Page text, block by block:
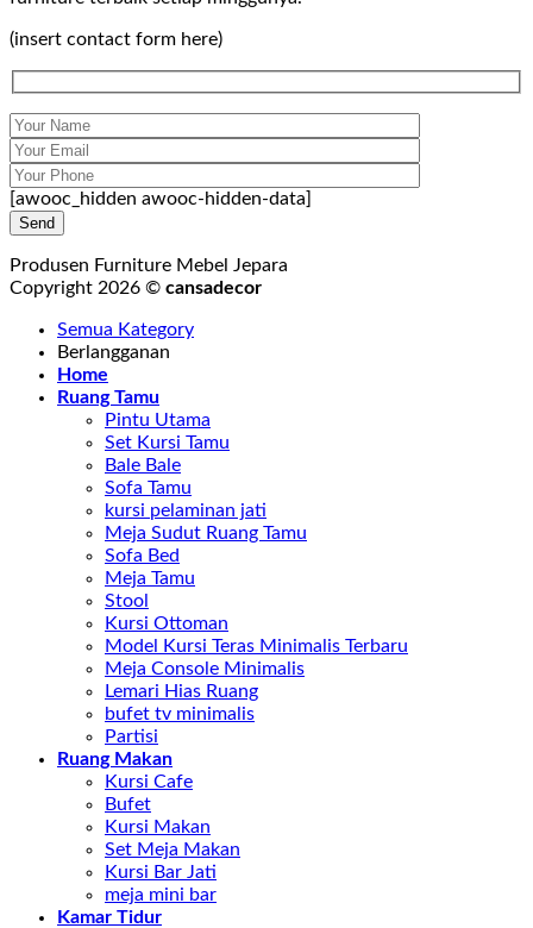
(insert contact form here)
[awooc_hidden awooc-hidden-data]
Produsen Furniture Mebel Jepara
Copyright 2026 © cansadecor
Semua Kategory
Berlangganan
Home
Ruang Tamu
Pintu Utama
Set Kursi Tamu
Bale Bale
Sofa Tamu
kursi pelaminan jati
Meja Sudut Ruang Tamu
Sofa Bed
Meja Tamu
Stool
Kursi Ottoman
Model Kursi Teras Minimalis Terbaru
Meja Console Minimalis
Lemari Hias Ruang
bufet tv minimalis
Partisi
Ruang Makan
Kursi Cafe
Bufet
Kursi Makan
Set Meja Makan
Kursi Bar Jati
meja mini bar
Kamar Tidur